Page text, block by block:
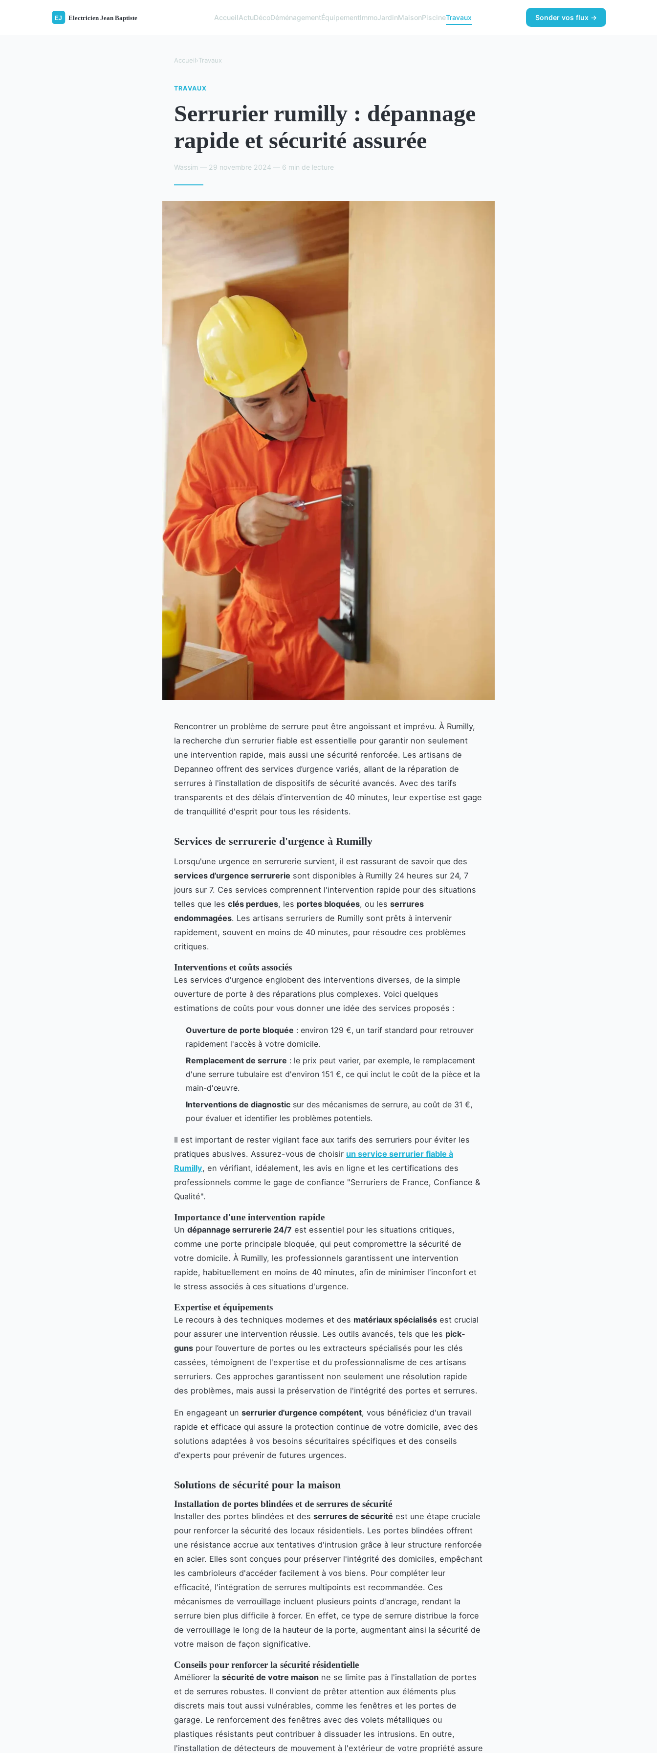
AccueilActuDécoDéménagementÉquipementImmoJardinMaisonPiscineTravaux Sonder vos flux →
Accueil›Travaux
TRAVAUX
Serrurier rumilly : dépannage
rapide et sécurité assurée
Wassim — 29 novembre 2024 — 6 min de lecture
Rencontrer un problème de serrure peut être angoissant et imprévu. À Rumilly,
la recherche d’un serrurier fiable est essentielle pour garantir non seulement
une intervention rapide, mais aussi une sécurité renforcée. Les artisans de
Depanneo offrent des services d’urgence variés, allant de la réparation de
serrures à l'installation de dispositifs de sécurité avancés. Avec des tarifs
transparents et des délais d'intervention de 40 minutes, leur expertise est gage
de tranquillité d'esprit pour tous les résidents.
Services de serrurerie d'urgence à Rumilly
Lorsqu'une urgence en serrurerie survient, il est rassurant de savoir que des
services d’urgence serrurerie sont disponibles à Rumilly 24 heures sur 24, 7
jours sur 7. Ces services comprennent l'intervention rapide pour des situations
telles que les clés perdues, les portes bloquées, ou les serrures
endommagées. Les artisans serruriers de Rumilly sont prêts à intervenir
rapidement, souvent en moins de 40 minutes, pour résoudre ces problèmes
critiques.
Interventions et coûts associés
Les services d'urgence englobent des interventions diverses, de la simple
ouverture de porte à des réparations plus complexes. Voici quelques
estimations de coûts pour vous donner une idée des services proposés :
Ouverture de porte bloquée : environ 129 €, un tarif standard pour retrouver
rapidement l'accès à votre domicile.
Remplacement de serrure : le prix peut varier, par exemple, le remplacement
d'une serrure tubulaire est d'environ 151 €, ce qui inclut le coût de la pièce et la
main-d'œuvre.
Interventions de diagnostic sur des mécanismes de serrure, au coût de 31 €,
pour évaluer et identifier les problèmes potentiels.
Il est important de rester vigilant face aux tarifs des serruriers pour éviter les
pratiques abusives. Assurez-vous de choisir un service serrurier fiable à
Rumilly, en vérifiant, idéalement, les avis en ligne et les certifications des
professionnels comme le gage de confiance "Serruriers de France, Confiance &
Qualité".
Importance d'une intervention rapide
Un dépannage serrurerie 24/7 est essentiel pour les situations critiques,
comme une porte principale bloquée, qui peut compromettre la sécurité de
votre domicile. À Rumilly, les professionnels garantissent une intervention
rapide, habituellement en moins de 40 minutes, afin de minimiser l'inconfort et
le stress associés à ces situations d'urgence.
Expertise et équipements
Le recours à des techniques modernes et des matériaux spécialisés est crucial
pour assurer une intervention réussie. Les outils avancés, tels que les pick-
guns pour l’ouverture de portes ou les extracteurs spécialisés pour les clés
cassées, témoignent de l'expertise et du professionnalisme de ces artisans
serruriers. Ces approches garantissent non seulement une résolution rapide
des problèmes, mais aussi la préservation de l'intégrité des portes et serrures.
En engageant un serrurier d'urgence compétent, vous bénéficiez d'un travail
rapide et efficace qui assure la protection continue de votre domicile, avec des
solutions adaptées à vos besoins sécuritaires spécifiques et des conseils
d'experts pour prévenir de futures urgences.
Solutions de sécurité pour la maison
Installation de portes blindées et de serrures de sécurité
Installer des portes blindées et des serrures de sécurité est une étape cruciale
pour renforcer la sécurité des locaux résidentiels. Les portes blindées offrent
une résistance accrue aux tentatives d'intrusion grâce à leur structure renforcée
en acier. Elles sont conçues pour préserver l'intégrité des domiciles, empêchant
les cambrioleurs d'accéder facilement à vos biens. Pour compléter leur
efficacité, l'intégration de serrures multipoints est recommandée. Ces
mécanismes de verrouillage incluent plusieurs points d'ancrage, rendant la
serrure bien plus difficile à forcer. En effet, ce type de serrure distribue la force
de verrouillage le long de la hauteur de la porte, augmentant ainsi la sécurité de
votre maison de façon significative.
Conseils pour renforcer la sécurité résidentielle
Améliorer la sécurité de votre maison ne se limite pas à l'installation de portes
et de serrures robustes. Il convient de prêter attention aux éléments plus
discrets mais tout aussi vulnérables, comme les fenêtres et les portes de
garage. Le renforcement des fenêtres avec des volets métalliques ou
plastiques résistants peut contribuer à dissuader les intrusions. En outre,
l'installation de détecteurs de mouvement à l'extérieur de votre propriété assure